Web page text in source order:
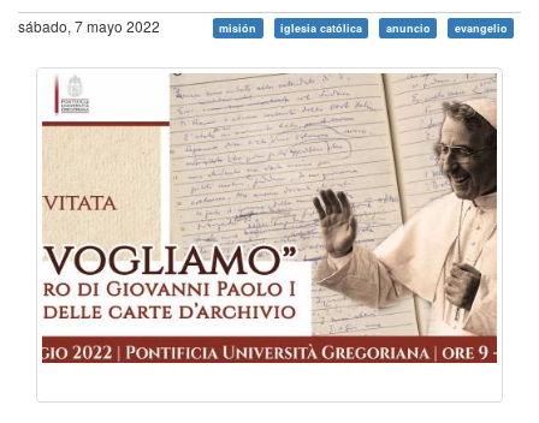
sábado, 7 mayo 2022 misión iglesia católica anuncio evangelio